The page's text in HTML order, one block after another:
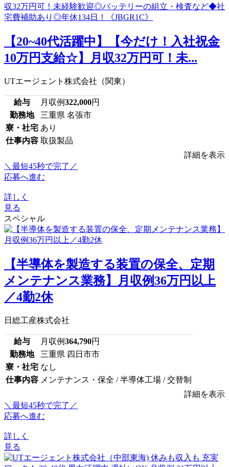
【20~40代活躍中】【今だけ！入社祝金
10万円支給☆】月収32万円可！未...
UTエージェント株式会社（関東）
給与 月収例322,000円
勤務地
三重県 名張市
寮・社宅 あり
仕事内容 取扱製品
詳細を表示
＼最短45秒で完了／
応募へ進む
詳しく
見る
スペシャル
【半導体を製造する装置の保全、定期
メンテナンス業務】月収例36万円以上
／4勤2休
日総工産株式会社
給与 月収例364,790円
勤務地
三重県 四日市市
寮・社宅 なし
仕事内容 メンテナンス・保全 / 半導体工場 / 交替制
詳細を表示
＼最短45秒で完了／
応募へ進む
詳しく
見る